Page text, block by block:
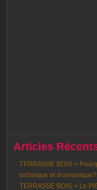
Articles
TERRASSE BOIS =
technique et
TERRASSE BOIS = Le